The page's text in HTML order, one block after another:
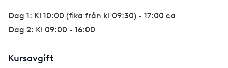
Dag 1: Kl 10:00 (fika från kl 09:30) - 17:00 ca
Dag 2: Kl 09:00 - 16:00
Kursavgift